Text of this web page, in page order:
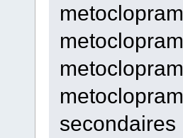
secondaires